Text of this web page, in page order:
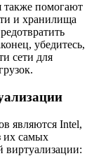
также помогают
и хранилища
убедитесь,
сети для
являются Intel,
их самых
виртуализации: